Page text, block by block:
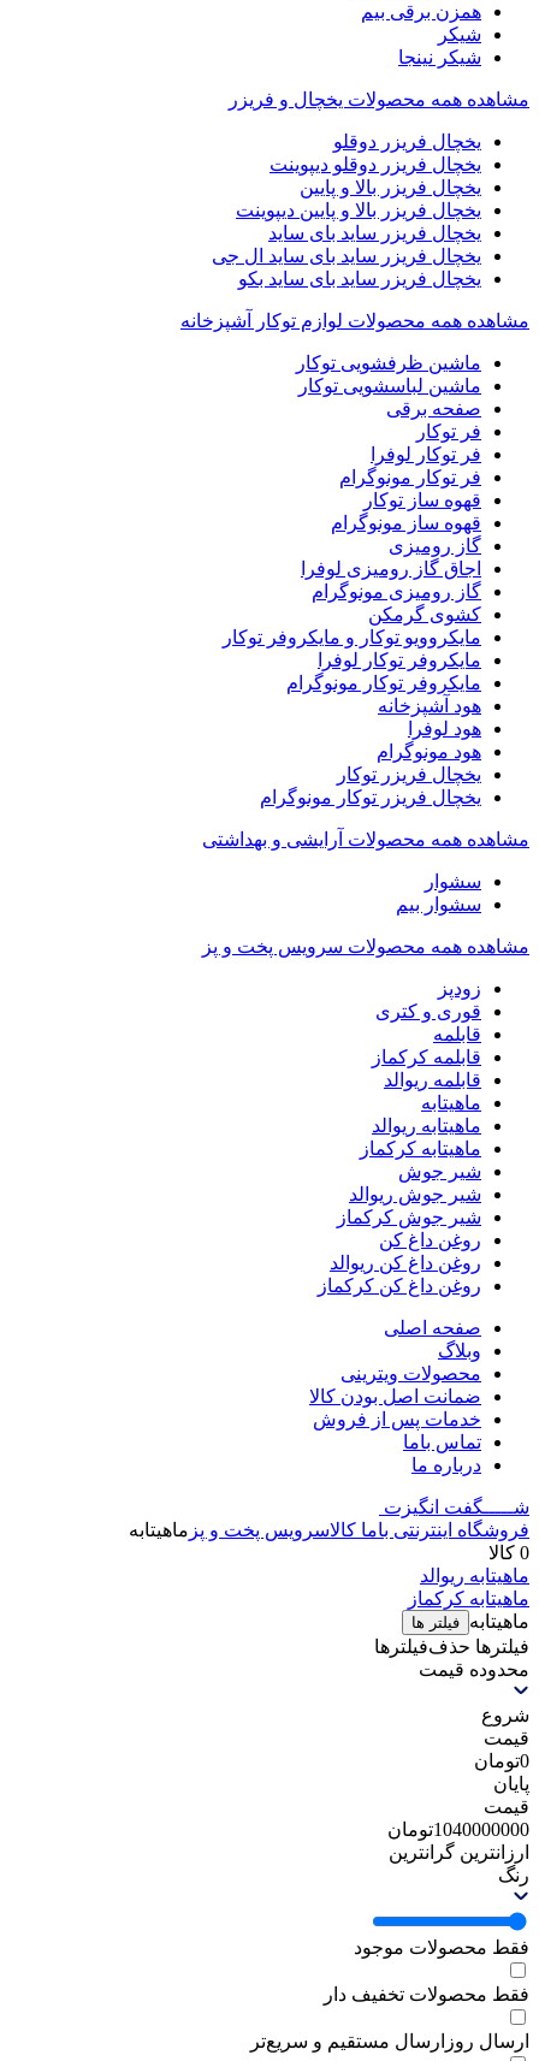
همزن برقی بیم
شیکر
شیکر نینجا
مشاهده همه محصولات یخچال و فریزر
یخچال فریزر دوقلو
یخچال فریزر دوقلو دیپوینت
یخچال فریزر بالا و پایین
یخچال فریزر بالا و پایین دیپوینت
یخچال فریزر ساید بای ساید
یخچال فریزر ساید بای ساید ال جی
یخچال فریزر ساید بای ساید بکو
مشاهده همه محصولات لوازم توکار آشپزخانه
ماشین ظرفشویی توکار
ماشین لباسشویی توکار
صفحه برقی
فر توکار
فر توکار لوفرا
فر توکار مونوگرام
قهوه ساز توکار
قهوه ساز مونوگرام
گاز رومیزی
اجاق گاز رومیزی لوفرا
گاز رومیزی مونوگرام
کشوی گرمکن
مایکروویو توکار و مایکروفر توکار
مایکروفر توکار لوفرا
مایکروفر توکار مونوگرام
هود آشپزخانه
هود لوفرا
هود مونوگرام
یخچال فریزر توکار
یخچال فریزر توکار مونوگرام
مشاهده همه محصولات آرایشی و بهداشتی
سشوار
سشوار بیم
مشاهده همه محصولات سرویس پخت و پز
زودپز
قوری و کتری
قابلمه
قابلمه کرکماز
قابلمه ریوالد
ماهیتابه
ماهیتابه ریوالد
ماهیتابه کرکماز
شیر جوش
شیر جوش ریوالد
شیر جوش کرکماز
روغن داغ کن
روغن داغ کن ریوالد
روغن داغ کن کرکماز
صفحه اصلی
وبلاگ
محصولات ویترینی
ضمانت اصل بودن کالا
خدمات پس از فروش
تماس باما
درباره ما
شـــــگفت انگیزت
فروشگاه اینترنتی باما کالاسرویس پخت و پز ماهیتابه
0 کالا
ماهیتابه ریوالد
ماهیتابه کرکماز
ماهیتابه فیلتر ها
فیلترها حذف‌فیلتر‌ها
محدوده قیمت
شروع
قیمت
0تومان
پایان
قیمت
1040000000تومان
ارزانترین گرانترین
رنگ
فقط محصولات موجود
فقط محصولات تخفیف دار
ارسال روز ارسال مستقیم و سریع‌تر